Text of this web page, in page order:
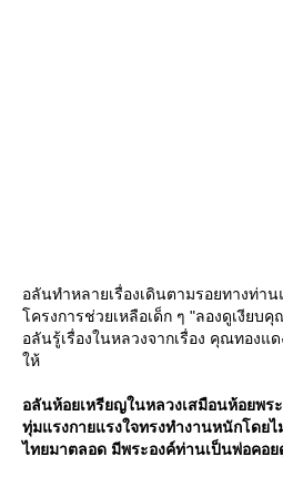
อลันทำหลายเรื่องเดินตามรอยทางท่า
ครงการช่วยเหลือเด็ก ๆ "ลองดูเงียบคุ
อลันรู้เรื่องในหลวงจากเรื่อง คุณทองแ
ห้
อลันห้อยเหรียญในหลวงเสมือนห้อยพร
ทุ่มแรงกายแรงใจทรงทำงานหนักโดยไ
ไทยมาตลอด มีพระองค์ท่านเป็นพ่อคอย